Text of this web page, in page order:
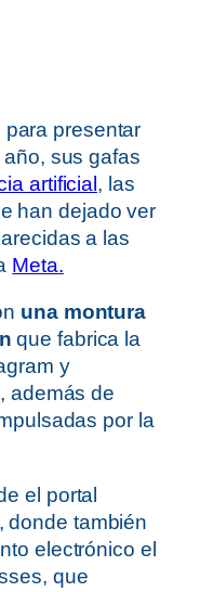
para presentar
sus gafas
artificial , las
han dejado ver
a las
Meta.
una montura
que fabrica la
y
además de
por la
el portal
, donde también
electrónico el
que